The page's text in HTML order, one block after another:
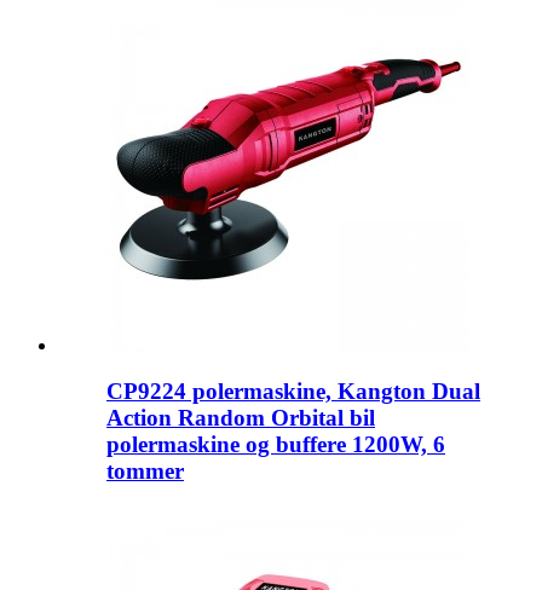
CP9224 polermaskine, Kangton Dual
Action Random Orbital bil
polermaskine og buffere 1200W, 6
tommer